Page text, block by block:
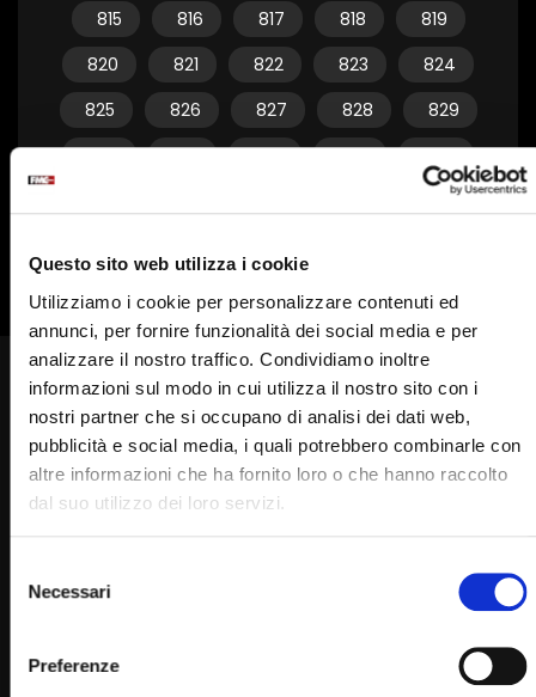
Questo sito web utilizza i cookie
Utilizziamo i cookie per personalizzare contenuti ed
annunci, per fornire funzionalità dei social media e per
analizzare il nostro traffico. Condividiamo inoltre
informazioni sul modo in cui utilizza il nostro sito con i
nostri partner che si occupano di analisi dei dati web,
pubblicità e social media, i quali potrebbero combinarle con
altre informazioni che ha fornito loro o che hanno raccolto
dal suo utilizzo dei loro servizi.
delNecessari
Preferenze
815
816 817 818
819
820
821 822 823
824
825
826 827 828
829
830
831 832 833
834
839
Padre Pio ha lasciato un
segno: l’impronta della sua
mano sul vetro della finestra
dell’ospedale